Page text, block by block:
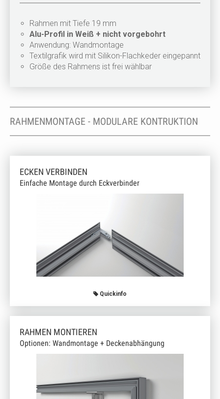
Rahmen mit Tiefe 19 mm
Alu-Profil in Weiß + nicht vorgebohrt
Anwendung: Wandmontage
Textilgrafik wird mit Silikon-Flachkeder eingepannt
Größe des Rahmens ist frei wählbar
RAHMENMONTAGE - MODULARE KONTRUKTION
ECKEN VERBINDEN
Einfache Montage durch Eckverbinder
Quickinfo
RAHMEN MONTIEREN
Optionen: Wandmontage + Deckenabhängung